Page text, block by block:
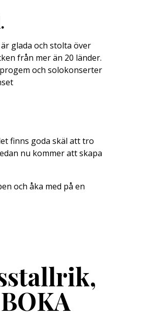
glada och stolta över
från mer än 20 länder.
och solokonserter
finns goda skäl att tro
nu kommer att skapa
och åka med på en